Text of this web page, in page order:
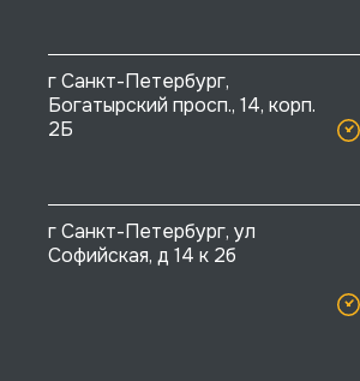
г Санкт-Петербург,
Богатырский просп., 14, корп.
2Б
г Санкт-Петербург, ул
Софийская, д 14 к 2б